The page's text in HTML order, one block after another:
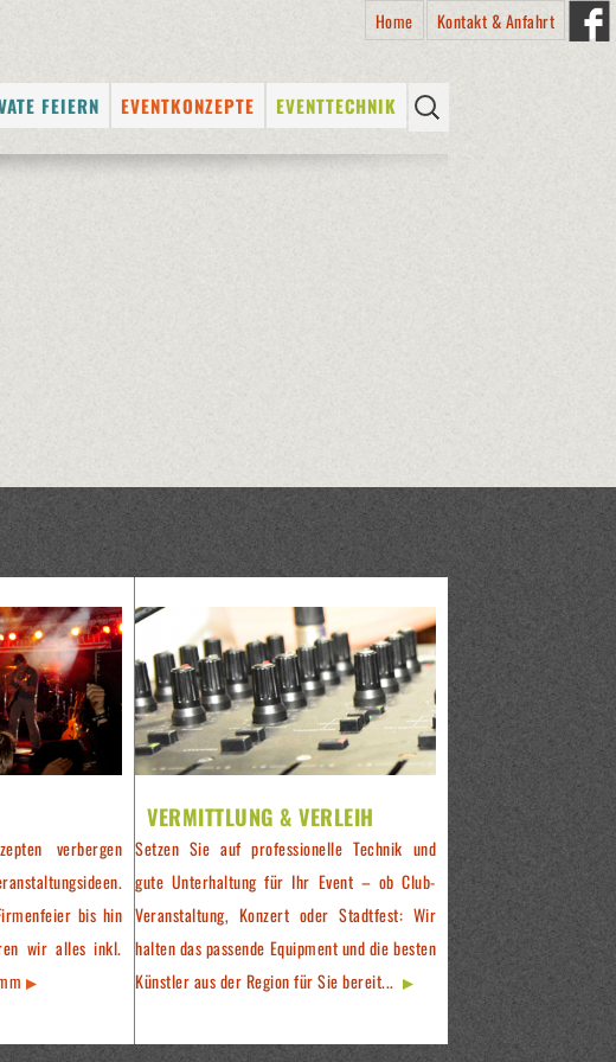
Home Kontakt & Anfahrt
EXPRESS
FEIERN
SERVICE
EVENTKONZEPTE
STADTFESTE
EVENTTECHNIK
PROFESSIONELLES
Suchen
nach:
verbergen
bis hin
wir alles inkl.
VERMITTLUNG & VERLEIH
Setzen Sie auf professionelle Technik und
gute Unterhaltung für Ihr Event – ob Club-
Veranstaltung, Konzert oder Stadtfest: Wir
halten das passende Equipment und die besten
Künstler aus der Region für Sie bereit...